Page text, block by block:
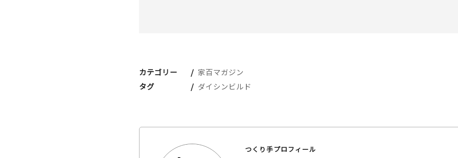
カテゴリー
家百マガジン
タグ
ダイシンビルド
つくり手プロフィール